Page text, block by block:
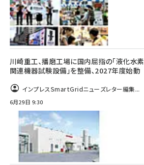
川崎重工、播磨工場に国内屈指の「液化水素
関連機器試験設備」を整備、2027年度始動
インプレスSmartGridニューズレター編集...
6月29日 9:30